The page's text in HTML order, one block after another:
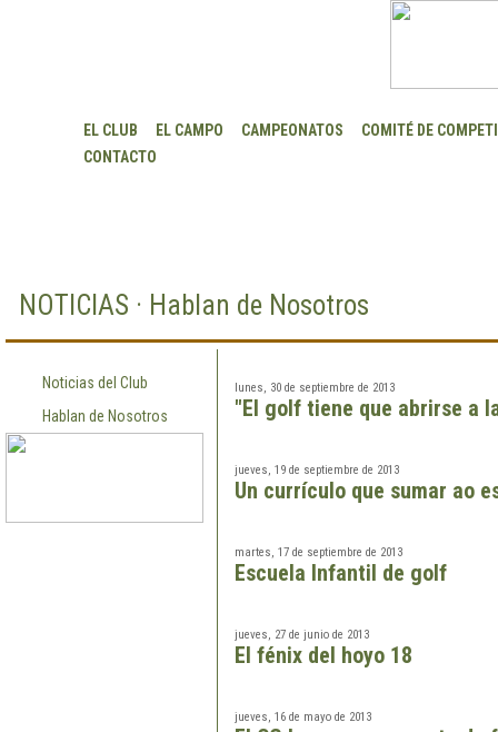
EL CLUB EL CAMPO CAMPEONATOS
COMITÉ DE
CONTACTO
NOTICIAS · Hablan de Nosotros
Noticias del Club
Hablan de Nosotros
lunes, 30 de septiembre de 2013
"El golf tiene que abrirse a
jueves, 19 de septiembre de 2013
Un currículo que sumar ao
martes, 17 de septiembre de 2013
Escuela Infantil de golf
jueves, 27 de junio de 2013
El fénix del hoyo 18
jueves, 16 de mayo de 2013